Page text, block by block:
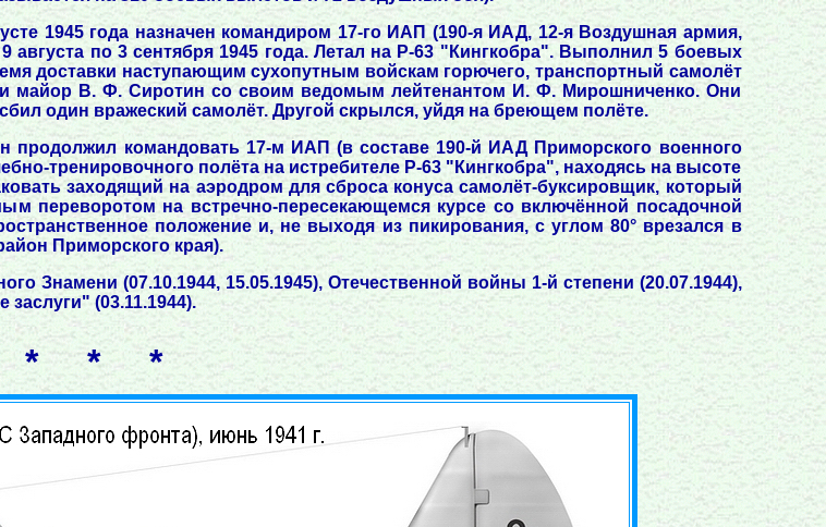
1945 года назначен командиром 17-го ИАП (190-я ИАД, 12-я Воздушная армия,
по 3 сентября 1945 года. Летал на Р-63 "Кингкобра". Выполнил 5 боевых
доставки наступающим сухопутным войскам горючего, транспортный самолёт
майор В. Ф. Сиротин со своим ведомым лейтенантом И. Ф. Мирошниченко. Они
один вражеский самолёт. Другой скрылся, уйдя на бреющем полёте.
командовать 17-м ИАП (в составе 190-й ИАД Приморского военного
тренировочного полёта на истребителе Р-63 "Кингкобра", находясь на высоте
заходящий на аэродром для сброса конуса самолёт-буксировщик, который
переворотом на встречно-пересекающемся курсе со включённой посадочной
положение и, не выходя из пикирования, с углом 80° врезался в
Приморского края).
Знамени (07.10.1944, 15.05.1945), Отечественной войны 1-й степени (20.07.1944),
(03.11.1944).
* * *